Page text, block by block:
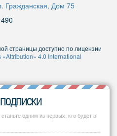
Гражданская, Дом 75
страницы доступно по лицензии
4.0 International
одним из первых, кто будет в